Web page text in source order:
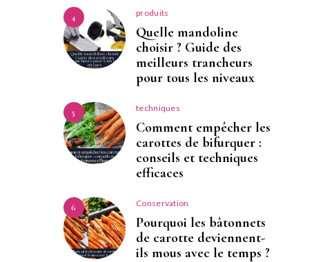
4 produits
Quelle mandoline
choisir ? Guide des
meilleurs trancheurs
pour tous les niveaux
5 techniques
Comment empêcher les
carottes de bifurquer :
conseils et techniques
efficaces
6 Conservation
Pourquoi les bâtonnets
de carotte deviennent-
ils mous avec le temps ?